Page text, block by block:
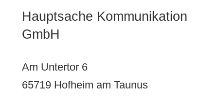
Hauptsache Kommunikation
GmbH
Am Untertor 6
65719 Hofheim am Taunus